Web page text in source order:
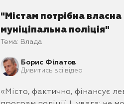
"Містам потрібна власна
муніціпальна поліція"
Тема: Влада
Борис Філатов
Дивитись всі відео
«Місто, фактично, фінансує